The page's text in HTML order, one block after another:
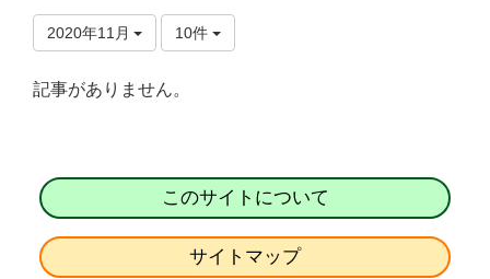
2020年11月 10件
記事がありません。
このサイトについて
サイトマップ